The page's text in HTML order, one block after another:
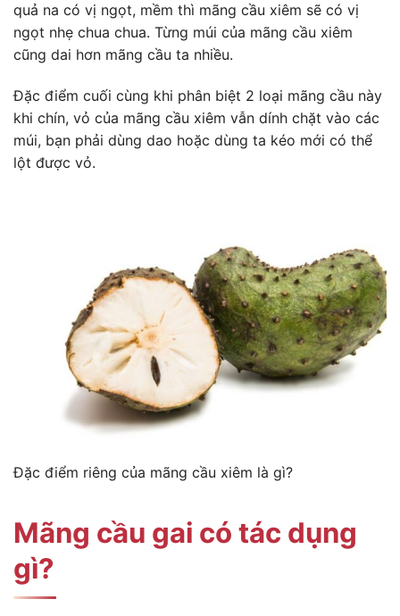
quả na có vị ngọt, mềm thì mãng cầu xiêm sẽ có vị
ngọt nhẹ chua chua. Từng múi của mãng cầu xiêm
cũng dai hơn mãng cầu ta nhiều.
Đặc điểm cuối cùng khi phân biệt 2 loại mãng cầu này
khi chín, vỏ của mãng cầu xiêm vẫn dính chặt vào các
múi, bạn phải dùng dao hoặc dùng ta kéo mới có thể
lột được vỏ.
Đặc điểm riêng của mãng cầu xiêm là gì?
Mãng cầu gai có tác dụng
gì?